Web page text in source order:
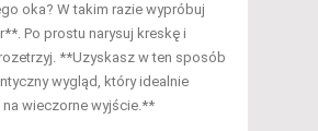
oka? W takim razie wypróbuj
Po prostu narysuj kreskę i
**Uzyskasz w ten sposób
wygląd, który idealnie
wieczorne wyjście.**